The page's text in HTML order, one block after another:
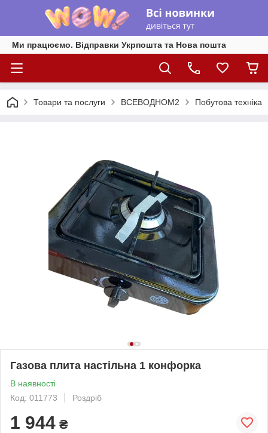
Ми працюємо. Відправки Укрпошта та Нова пошта
Товари та послуги ВСЕВОДНОМ2 Побутова техніка
Газова плита настільна 1 конфорка
В наявності
Код: 011773
Роздріб
1 944 ₴